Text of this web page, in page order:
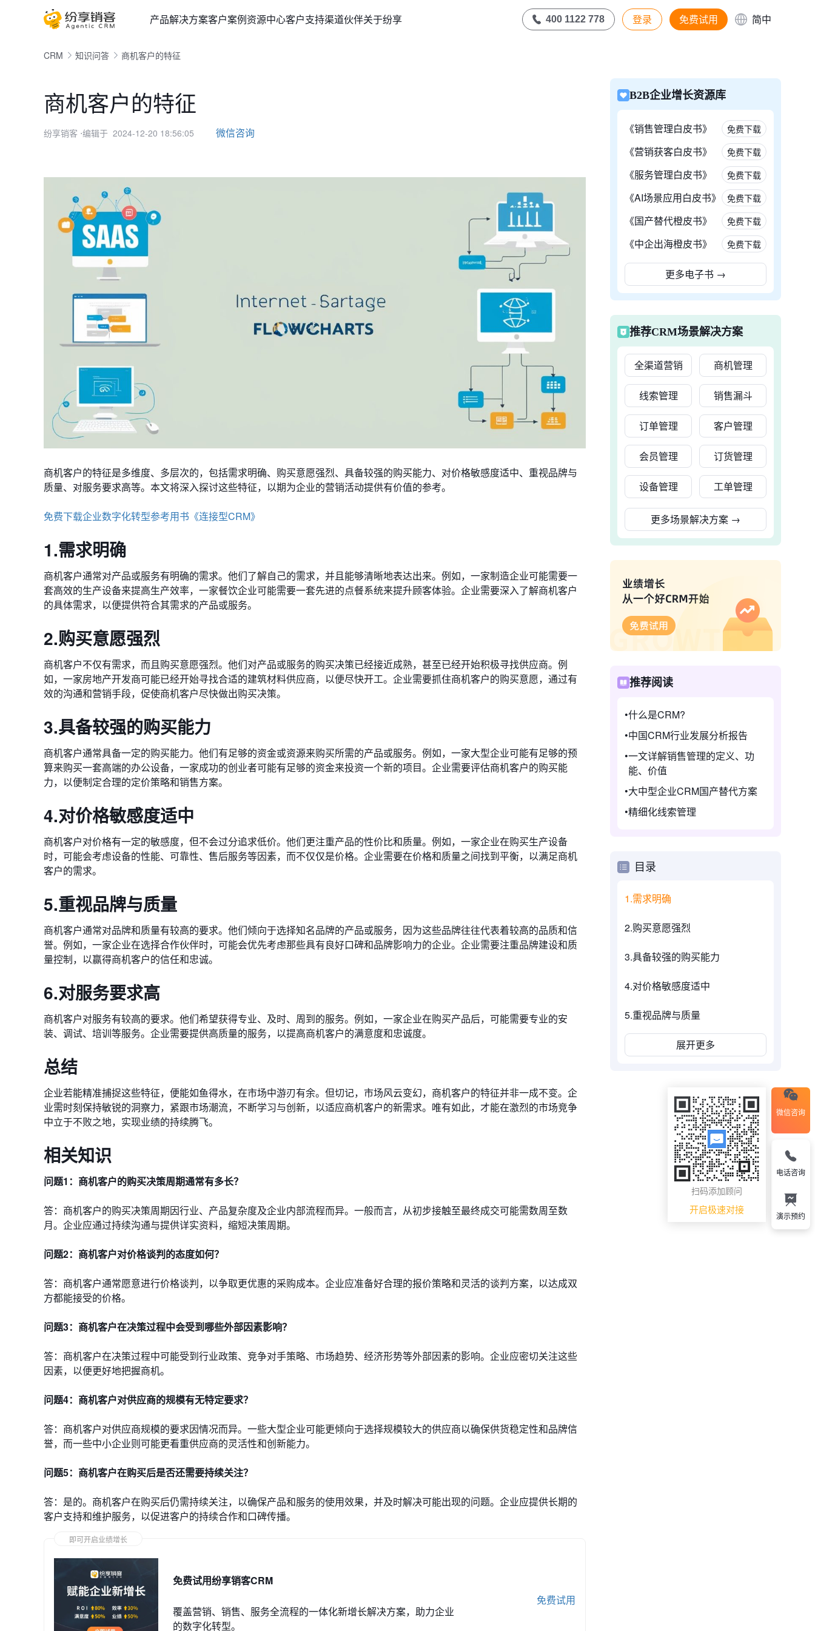
产品解决方案客户案例资源中心客户支持渠道伙伴关于纷享 400 1122 778 登录 免费试用 简中
CRM 知识问答 商机客户的特征
商机客户的特征
纷享销客 ⋅编辑于 2024-12-20 18:56:05 微信咨询
商机客户的特征是多维度、多层次的，包括需求明确、购买意愿强烈、具备较强的购买能力、对价格敏感度适中、重视品牌与
质量、对服务要求高等。本文将深入探讨这些特征，以期为企业的营销活动提供有价值的参考。
免费下载企业数字化转型参考用书《连接型CRM》
1.需求明确
商机客户通常对产品或服务有明确的需求。他们了解自己的需求，并且能够清晰地表达出来。例如，一家制造企业可能需要一
套高效的生产设备来提高生产效率，一家餐饮企业可能需要一套先进的点餐系统来提升顾客体验。企业需要深入了解商机客户
的具体需求，以便提供符合其需求的产品或服务。
2.购买意愿强烈
商机客户不仅有需求，而且购买意愿强烈。他们对产品或服务的购买决策已经接近成熟，甚至已经开始积极寻找供应商。例
如，一家房地产开发商可能已经开始寻找合适的建筑材料供应商，以便尽快开工。企业需要抓住商机客户的购买意愿，通过有
效的沟通和营销手段，促使商机客户尽快做出购买决策。
3.具备较强的购买能力
商机客户通常具备一定的购买能力。他们有足够的资金或资源来购买所需的产品或服务。例如，一家大型企业可能有足够的预
算来购买一套高端的办公设备，一家成功的创业者可能有足够的资金来投资一个新的项目。企业需要评估商机客户的购买能
力，以便制定合理的定价策略和销售方案。
4.对价格敏感度适中
商机客户对价格有一定的敏感度，但不会过分追求低价。他们更注重产品的性价比和质量。例如，一家企业在购买生产设备
时，可能会考虑设备的性能、可靠性、售后服务等因素，而不仅仅是价格。企业需要在价格和质量之间找到平衡，以满足商机
客户的需求。
5.重视品牌与质量
商机客户通常对品牌和质量有较高的要求。他们倾向于选择知名品牌的产品或服务，因为这些品牌往往代表着较高的品质和信
誉。例如，一家企业在选择合作伙伴时，可能会优先考虑那些具有良好口碑和品牌影响力的企业。企业需要注重品牌建设和质
量控制，以赢得商机客户的信任和忠诚。
6.对服务要求高
商机客户对服务有较高的要求。他们希望获得专业、及时、周到的服务。例如，一家企业在购买产品后，可能需要专业的安
装、调试、培训等服务。企业需要提供高质量的服务，以提高商机客户的满意度和忠诚度。
总结
企业若能精准捕捉这些特征，便能如鱼得水，在市场中游刃有余。但切记，市场风云变幻，商机客户的特征并非一成不变。企
业需时刻保持敏锐的洞察力，紧跟市场潮流，不断学习与创新，以适应商机客户的新需求。唯有如此，才能在激烈的市场竞争
中立于不败之地，实现业绩的持续腾飞。
相关知识
问题1：商机客户的购买决策周期通常有多长？
答：商机客户的购买决策周期因行业、产品复杂度及企业内部流程而异。一般而言，从初步接触至最终成交可能需数周至数
月。企业应通过持续沟通与提供详实资料，缩短决策周期。
问题2：商机客户对价格谈判的态度如何？
答：商机客户通常愿意进行价格谈判，以争取更优惠的采购成本。企业应准备好合理的报价策略和灵活的谈判方案，以达成双
方都能接受的价格。
问题3：商机客户在决策过程中会受到哪些外部因素影响？
答：商机客户在决策过程中可能受到行业政策、竞争对手策略、市场趋势、经济形势等外部因素的影响。企业应密切关注这些
因素，以便更好地把握商机。
问题4：商机客户对供应商的规模有无特定要求？
答：商机客户对供应商规模的要求因情况而异。一些大型企业可能更倾向于选择规模较大的供应商以确保供货稳定性和品牌信
誉，而一些中小企业则可能更看重供应商的灵活性和创新能力。
问题5：商机客户在购买后是否还需要持续关注？
答：是的。商机客户在购买后仍需持续关注，以确保产品和服务的使用效果，并及时解决可能出现的问题。企业应提供长期的
客户支持和维护服务，以促进客户的持续合作和口碑传播。
即可开启业绩增长
免费试用纷享销客CRM
覆盖营销、销售、服务全流程的一体化新增长解决方案，助力企业
的数字化转型。
免费试用
B2B企业增长资源库
《销售管理白皮书》 免费下载
《营销获客白皮书》 免费下载
《服务管理白皮书》 免费下载
《AI场景应用白皮书》 免费下载
《国产替代橙皮书》 免费下载
《中企出海橙皮书》 免费下载
更多电子书 →
推荐CRM场景解决方案
全渠道营销 商机管理
线索管理 销售漏斗
订单管理 客户管理
会员管理 订货管理
设备管理 工单管理
更多场景解决方案 →
推荐阅读
什么是CRM?
中国CRM行业发展分析报告
一文详解销售管理的定义、功
能、价值
大中型企业CRM国产替代方案
精细化线索管理
目录
1.需求明确
2.购买意愿强烈
3.具备较强的购买能力
4.对价格敏感度适中
5.重视品牌与质量
展开更多
微信咨询
扫码添加顾问
开启极速对接
电话咨询
演示预约